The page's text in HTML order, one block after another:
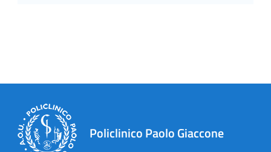
Policlinico Paolo Giaccone